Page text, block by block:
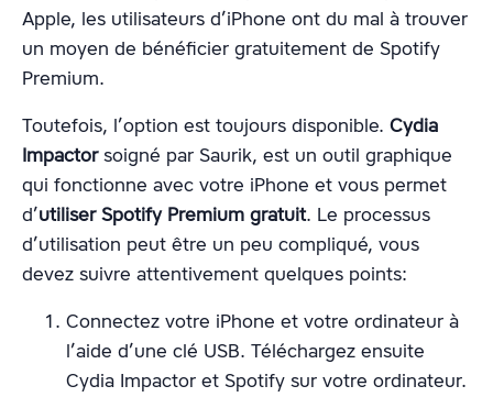
Apple, les utilisateurs d’iPhone ont du mal à trouver
un moyen de bénéficier gratuitement de Spotify
Premium.
Toutefois, l’option est toujours disponible. Cydia
Impactorsoigné par Saurik, est un outil graphique
qui fonctionne avec votre iPhone et vous permet
d’utiliser Spotify Premium gratuit. Le processus
d’utilisation peut être un peu compliqué, vous
devez suivre attentivement quelques points:
Connectez votre iPhone et votre ordinateur à
l’aide d’une clé USB. Téléchargez ensuite
Cydia Impactor et Spotify sur votre ordinateur.